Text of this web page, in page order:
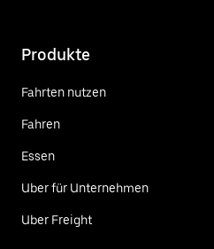
Produkte
Fahrten nutzen
Fahren
Essen
Uber für Unternehmen
Uber Freight